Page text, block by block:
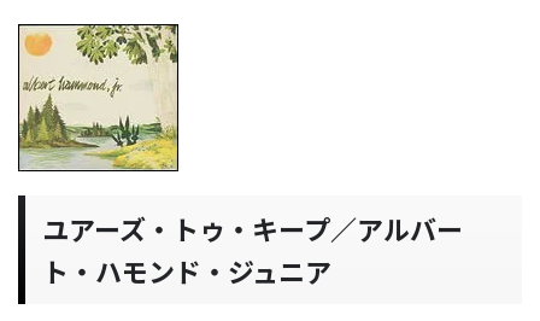
ユアーズ・トゥ・キープ／アルバー
ト・ハモンド・ジュニア